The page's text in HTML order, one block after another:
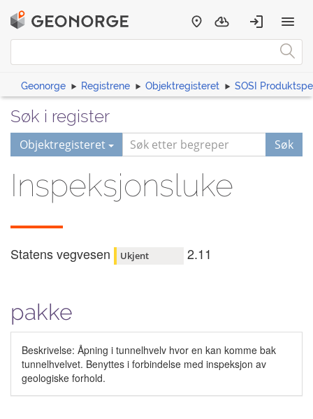
Geonorge Registrene Objektregisteret SOSI
Søk i register
Objektregisteret Søk
Inspeksjonsluke
Statens vegvesen Ukjent 2.11
pakke
Beskrivelse: Åpning i tunnelhvelv hvor en kan komme bak
tunnelhvelvet. Benyttes i forbindelse med inspeksjon av
geologiske forhold.